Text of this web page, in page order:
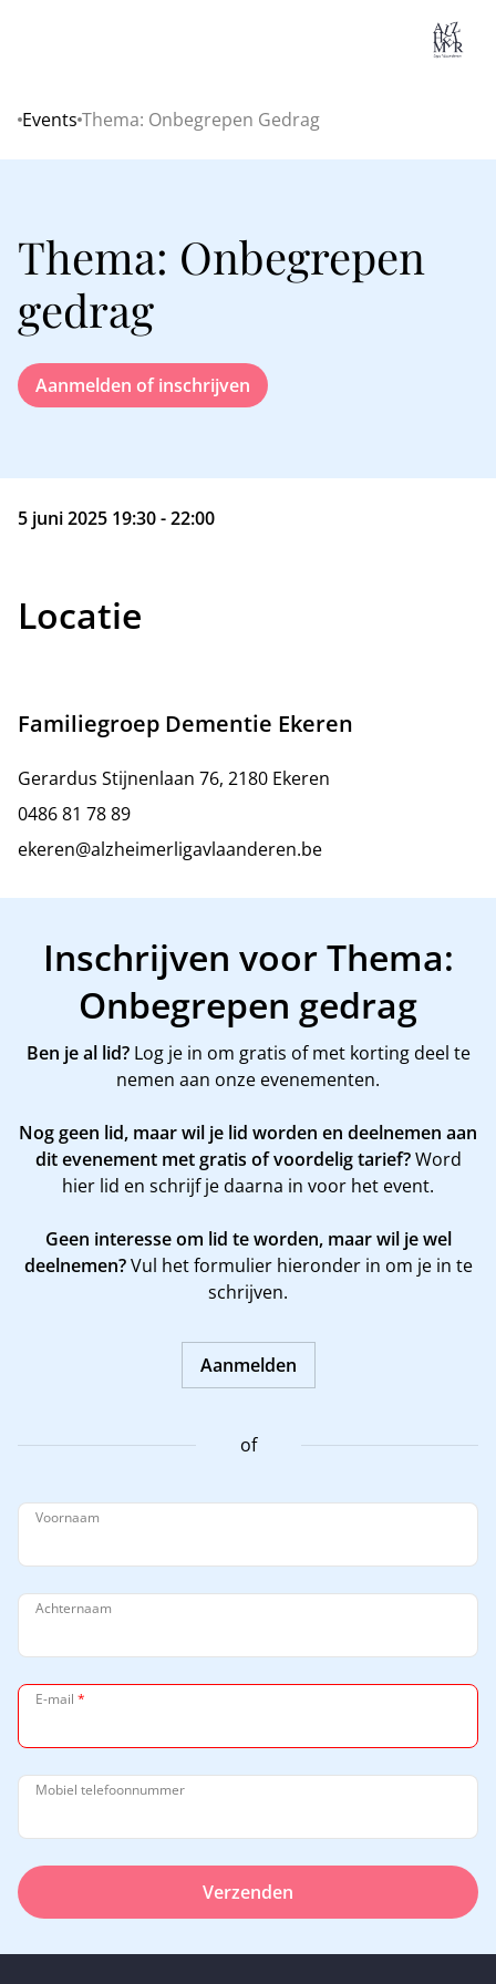
Home
Events Thema: Onbegrepen Gedrag
Thema: Onbegrepen
gedrag
Aanmelden of inschrijven
5 juni 2025 19:30 - 22:00
Locatie
Familiegroep Dementie Ekeren
Gerardus Stijnenlaan 76, 2180 Ekeren
0486 81 78 89
ekeren@alzheimerligavlaanderen.be
Inschrijven voor Thema:
Onbegrepen gedrag
Ben je al lid?Log je in om gratis of met korting deel te
nemen aan onze evenementen.
Nog geen lid, maar wil je lid worden en deelnemen aan
dit evenement met gratis of voordelig tarief?Word
hier lid en schrijf je daarna in voor het event.
Geen interesse om lid te worden, maar wil je wel
deelnemen?Vul het formulier hieronder in om je in te
schrijven.
Aanmelden
of
Voornaam
Achternaam
E-mail *
Mobiel telefoonnummer
Verzenden